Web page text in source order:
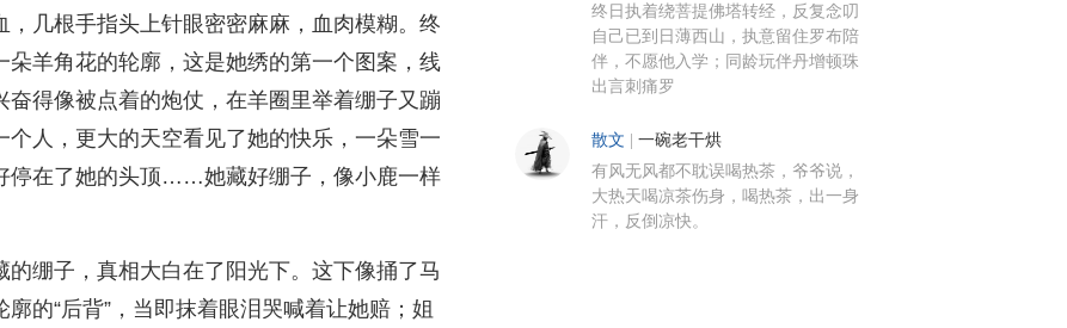
几根手指头上针眼密密麻麻，血肉模糊。终
羊角花的轮廓，这是她绣的第一个图案，线
得像被点着的炮仗，在羊圈里举着绷子又蹦
人，更大的天空看见了她的快乐，一朵雪一
停在了她的头顶……她藏好绷子，像小鹿一样
绷子，真相大白在了阳光下。这下像捅了马
的“后背”，当即抹着眼泪哭喊着让她赔；姐
终日执着绕菩提佛塔转经，反复念叨
自己已到日薄西山，执意留住罗布陪
伴，不愿他入学；同龄玩伴丹增顿珠
出言刺痛罗
散文 一碗老干烘
有风无风都不耽误喝热茶，爷爷说，
大热天喝凉茶伤身，喝热茶，出一身
汗，反倒凉快。